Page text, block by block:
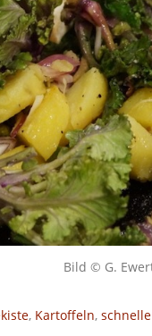
Bild © G.
, Kartoffeln,